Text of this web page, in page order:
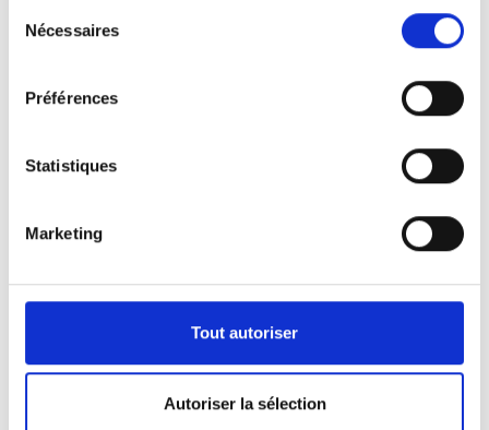
Nécessaires
Préférences
Statistiques
Marketing
Tout autoriser
Autoriser la sélection
Pour répondre aux demandes de notre clientèle,
véhicules.